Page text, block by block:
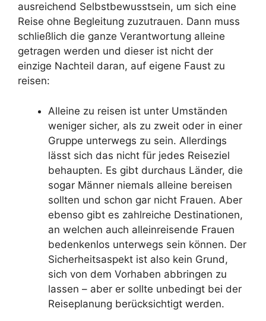
ausreichend Selbstbewusstsein, um sich eine
Reise ohne Begleitung zuzutrauen. Dann muss
schließlich die ganze Verantwortung alleine
getragen werden und dieser ist nicht der
einzige Nachteil daran, auf eigene Faust zu
reisen:
Alleine zu reisen ist unter Umständen
weniger sicher, als zu zweit oder in einer
Gruppe unterwegs zu sein. Allerdings
lässt sich das nicht für jedes Reiseziel
behaupten. Es gibt durchaus Länder, die
sogar Männer niemals alleine bereisen
sollten und schon gar nicht Frauen. Aber
ebenso gibt es zahlreiche Destinationen,
an welchen auch alleinreisende Frauen
bedenkenlos unterwegs sein können. Der
Sicherheitsaspekt ist also kein Grund,
sich von dem Vorhaben abbringen zu
lassen – aber er sollte unbedingt bei der
Reiseplanung berücksichtigt werden.